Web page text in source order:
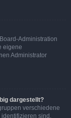
Administration
eigene
Administrator
dargestellt?
verschiedene
sind.